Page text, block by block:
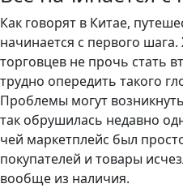
Как говорят в Китае,
начинается с первого
торговцев не прочь стать
трудно опередить такого
Проблемы могут
так обрушилась недавно
чей маркетплейс был
покупателей и товары
вообще из наличия.